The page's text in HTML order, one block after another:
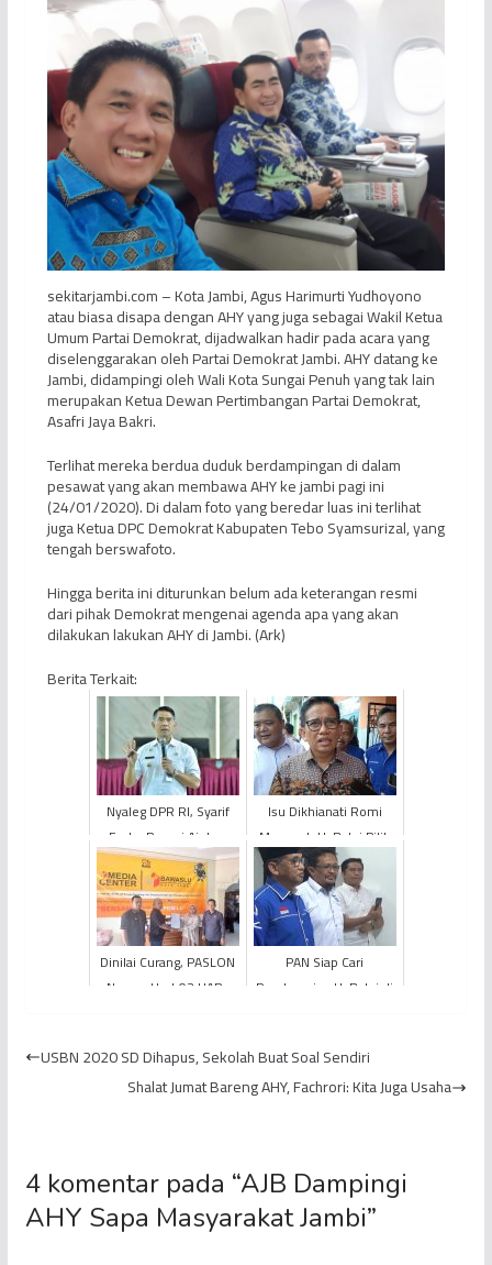
sekitarjambi.com – Kota Jambi, Agus Harimurti Yudhoyono
atau biasa disapa dengan AHY yang juga sebagai Wakil Ketua
Umum Partai Demokrat, dijadwalkan hadir pada acara yang
diselenggarakan oleh Partai Demokrat Jambi. AHY datang ke
Jambi, didampingi oleh Wali Kota Sungai Penuh yang tak lain
merupakan Ketua Dewan Pertimbangan Partai Demokrat,
Asafri Jaya Bakri.
Terlihat mereka berdua duduk berdampingan di dalam
pesawat yang akan membawa AHY ke jambi pagi ini
(24/01/2020). Di dalam foto yang beredar luas ini terlihat
juga Ketua DPC Demokrat Kabupaten Tebo Syamsurizal, yang
tengah berswafoto.
Hingga berita ini diturunkan belum ada keterangan resmi
dari pihak Demokrat mengenai agenda apa yang akan
dilakukan lakukan AHY di Jambi. (Ark)
Berita Terkait:
Nyaleg DPR RI, Syarif
Fasha Resmi Ajukan
Surat Pengunduran Diri
Sebagai Wali Kota Jam...
Isu Dikhianati Romi
Mencuat, H. Bakri Pilih
Tak Ambil Pusing
Dinilai Curang, PASLON
Nomor Urut 02 HAR-
PAN Siap Cari
Pendamping H. Bakri di
USBN 2020 SD Dihapus, Sekolah Buat Soal Sendiri
Shalat Jumat Bareng AHY, Fachrori: Kita Juga Usaha
4 komentar pada “AJB Dampingi
AHY Sapa Masyarakat Jambi”